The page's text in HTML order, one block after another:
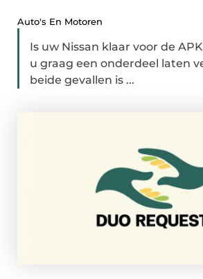
Auto's En Motoren
Is uw Nissan klaar voor de
u graag een onderdeel laten
beide gevallen is ...